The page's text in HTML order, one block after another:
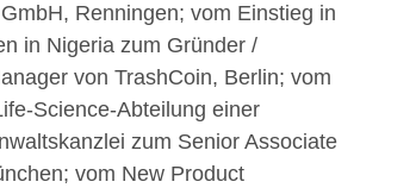
Renningen; vom Einstieg in
in Nigeria zum Gründer /
von TrashCoin, Berlin; vom
Science-Abteilung einer
zum Senior Associate
vom New Product